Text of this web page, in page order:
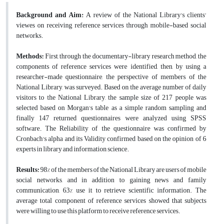
Background and Aim:A review of the National Library's clients'
viewes on receiving reference services through mobile-based social
networks.
Methods:First, through the documentary-library research method, the
components of reference services were identified, then, by using a
researcher-made questionnaire, the perspective of members of the
National Library, was surveyed. Based on the average number of daily
visitors to the National Library, the sample size of 217 people was
selected based on Morgan's table as a simple random sampling and
finally 147 returned questionnaires were analyzed using SPSS
software. The Reliability of the questionnaire was confirmed by
Cronbach's alpha and its Validity confirmed based on the opinion of 6
experts in library and information science.
Results:98% of the members of the National Library are users of mobile
social networks, and in addition to gaining news and family
communication, 63% use it to retrieve scientific information. The
average total component of reference services showed that subjects
were willing to use this platform to receive reference services.